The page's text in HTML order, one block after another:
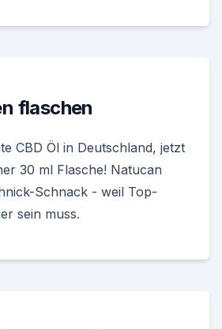
flaschen
CBD Öl in Deutschland, jetzt
30 ml Flasche! Natucan
Schnack - weil Top-
sein muss.